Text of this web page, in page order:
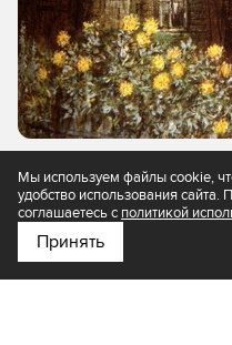
Подпишитесь на
Мы используем файлы cookie,
удобство использования
соглашаетесь с политикой
Принять